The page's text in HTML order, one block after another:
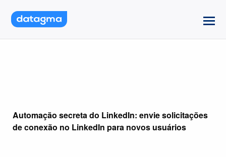
Automação secreta do LinkedIn: envie solicitações
de conexão no LinkedIn para novos usuários